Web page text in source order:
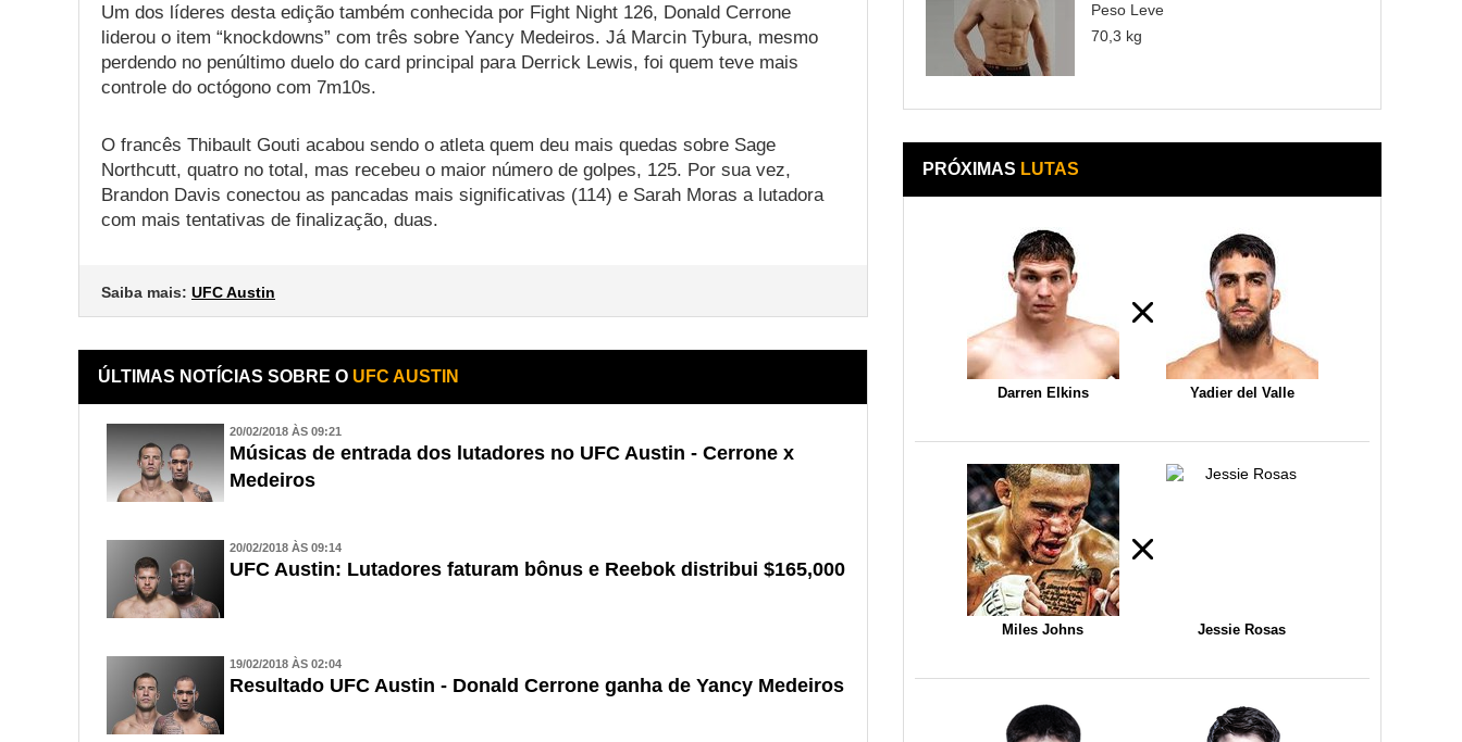
Um dos líderes desta edição também conhecida por Fight Night 126, Donald Cerrone
liderou o item “knockdowns” com três sobre Yancy Medeiros. Já Marcin Tybura, mesmo
perdendo no penúltimo duelo do card principal para Derrick Lewis, foi quem teve mais
controle do octógono com 7m10s.
O francês Thibault Gouti acabou sendo o atleta quem deu mais quedas sobre Sage
Northcutt, quatro no total, mas recebeu o maior número de golpes, 125. Por sua vez,
Brandon Davis conectou as pancadas mais significativas (114) e Sarah Moras a lutadora
com mais tentativas de finalização, duas.
Saiba mais: UFC Austin
ÚLTIMAS NOTÍCIAS SOBRE O UFC AUSTIN
20/02/2018 ÀS 09:21
Músicas de entrada dos lutadores no UFC Austin - Cerrone x
Medeiros
20/02/2018 ÀS 09:14
UFC Austin: Lutadores faturam bônus e Reebok distribui $165,000
19/02/2018 ÀS 02:04
Resultado UFC Austin - Donald Cerrone ganha de Yancy Medeiros
Peso Leve
70,3 kg
PRÓXIMAS LUTAS
Darren Elkins Yadier del Valle
Miles Johns Jessie Rosas